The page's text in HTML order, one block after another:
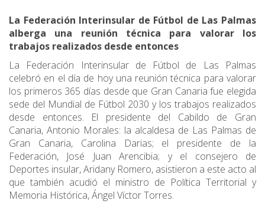
La Federación Interinsular de Fútbol de Las Palmas
alberga una reunión técnica para valorar los
trabajos realizados desde entonces
La Federación Interinsular de Fútbol de Las Palmas
celebró en el día de hoy una reunión técnica para valorar
los primeros 365 días desde que Gran Canaria fue elegida
sede del Mundial de Fútbol 2030 y los trabajos realizados
desde entonces. El presidente del Cabildo de Gran
Canaria, Antonio Morales: la alcaldesa de Las Palmas de
Gran Canaria, Carolina Darias; el presidente de la
Federación, José Juan Arencibia; y el consejero de
Deportes insular, Aridany Romero, asistieron a este acto al
que también acudió el ministro de Política Territorial y
Memoria Histórica, Ángel Víctor Torres.